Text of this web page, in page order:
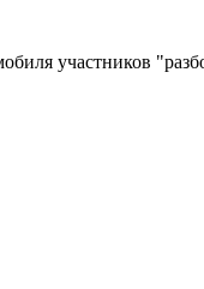
участников